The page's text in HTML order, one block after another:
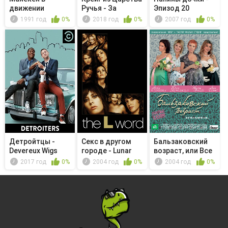
движении
1991 год 0%
Ручья - За
эстакадой
2018 год 0%
Эпизод 20
2007 год 0%
Детройтцы -
Devereux Wigs
2017 год 0%
Секс в другом
городе - Lunar
Cycle2004 год 0%
Бальзаковский
возраст, или Все
мужики...
2004 год 0%